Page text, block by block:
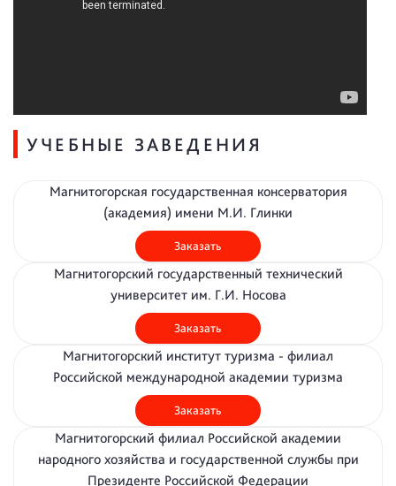
УЧЕБНЫЕ ЗАВЕДЕНИЯ
Магнитогорская государственная консерватория
(академия) имени М.И. Глинки
Заказать
Магнитогорский государственный технический
университет им. Г.И. Носова
Заказать
Магнитогорский институт туризма - филиал
Российской международной академии туризма
Заказать
Магнитогорский филиал Российской академии
народного хозяйства и государственной службы при
Президенте Российской Федерации